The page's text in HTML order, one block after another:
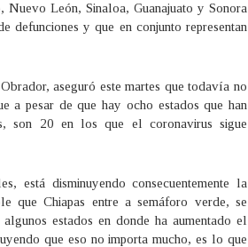
León, Sinaloa, Guanajuato y Sonora
defunciones y que en conjunto representan
aseguró este martes que todavía no
a pesar de que hay ocho estados que han
son 20 en los que el coronavirus sigue
está disminuyendo consecuentemente la
que Chiapas entre a semáforo verde, se
estados en donde ha aumentado el
que eso no importa mucho, es lo que